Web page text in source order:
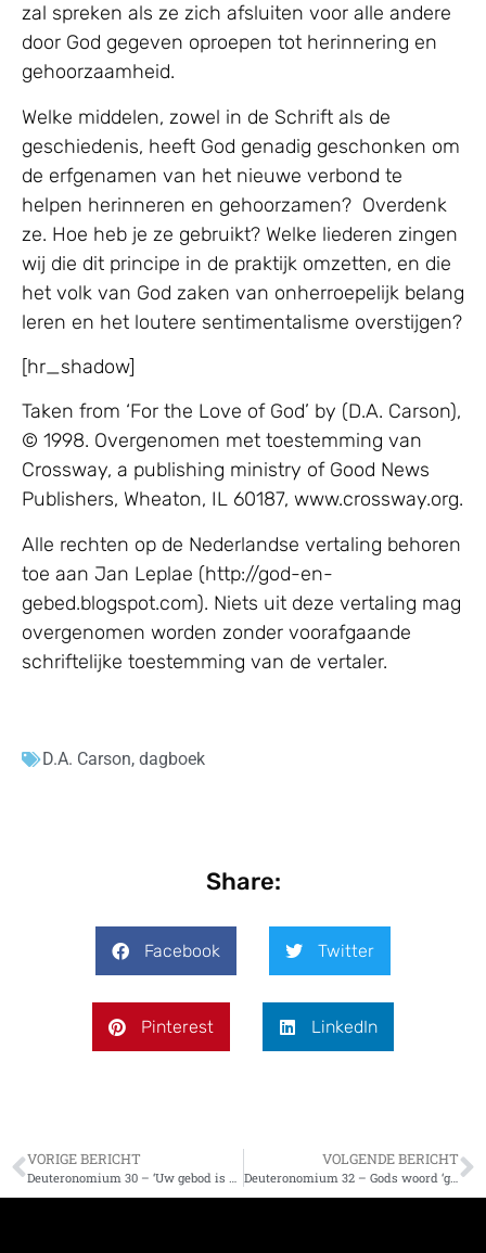
zal spreken als ze zich afsluiten voor alle andere
door God gegeven oproepen tot herinnering en
gehoorzaamheid.
Welke middelen, zowel in de Schrift als de
geschiedenis, heeft God genadig geschonken om
de erfgenamen van het nieuwe verbond te
helpen herinneren en gehoorzamen? Overdenk
ze. Hoe heb je ze gebruikt? Welke liederen zingen
wij die dit principe in de praktijk omzetten, en die
het volk van God zaken van onherroepelijk belang
leren en het loutere sentimentalisme overstijgen?
[hr_shadow]
Taken from ‘For the Love of God’ by (D.A. Carson),
© 1998. Overgenomen met toestemming van
Crossway, a publishing ministry of Good News
Publishers, Wheaton, IL 60187, www.crossway.org.
Alle rechten op de Nederlandse vertaling behoren
toe aan Jan Leplae (http://god-en-
gebed.blogspot.com). Niets uit deze vertaling mag
overgenomen worden zonder voorafgaande
schriftelijke toestemming van de vertaler.
D.A. Carson, dagboek
Share:
Facebook Twitter
Pinterest LinkedIn
VORIGE BERICHT
Deuteronomium 30 – ‘Uw gebod is onbegrensd’
VOLGENDE BERICHT
Deuteronomium 32 – Gods woord ‘geeft licht aan de eenvoudigen’